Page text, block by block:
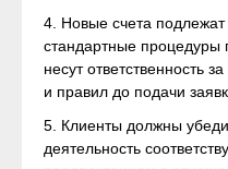
4. Новые счета
стандартные процедуры
несут ответственность
и правил до подачи
5. Клиенты должны
деятельность